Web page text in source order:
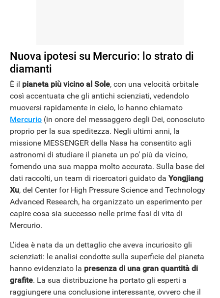
Nuova ipotesi su Mercurio: lo strato di
diamanti
È il pianeta più vicino al Sole, con una velocità orbitale
così accentuata che gli antichi scienziati, vedendolo
muoversi rapidamente in cielo, lo hanno chiamato
Mercurio (in onore del messaggero degli Dei, conosciuto
proprio per la sua speditezza. Negli ultimi anni, la
missione MESSENGER della Nasa ha consentito agli
astronomi di studiare il pianeta un po’ più da vicino,
fornendo una sua mappa molto accurata. Sulla base dei
dati raccolti, un team di ricercatori guidato da Yongjiang
Xu, del Center for High Pressure Science and Technology
Advanced Research, ha organizzato un esperimento per
capire cosa sia successo nelle prime fasi di vita di
Mercurio.
L’idea è nata da un dettaglio che aveva incuriosito gli
scienziati: le analisi condotte sulla superficie del pianeta
hanno evidenziato la presenza di una gran quantità di
grafite. La sua distribuzione ha portato gli esperti a
raggiungere una conclusione interessante, ovvero che il